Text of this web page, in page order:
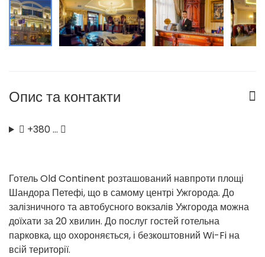
Опис та контакти
+380 …
Готель Old Continent розташований навпроти площі
Шандора Петефі, що в самому центрі Ужгорода. До
залізничного та автобусного вокзалів Ужгорода можна
доїхати за 20 хвилин. До послуг гостей готельна
парковка, що охороняється, і безкоштовний Wi-Fi на
всій території.